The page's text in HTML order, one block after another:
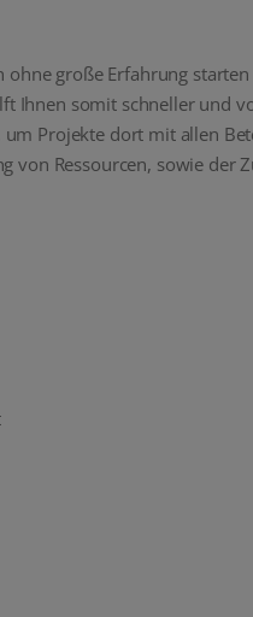
große Erfahrung
somit schneller und
Projekte dort mit allen
von Ressourcen, sowie der